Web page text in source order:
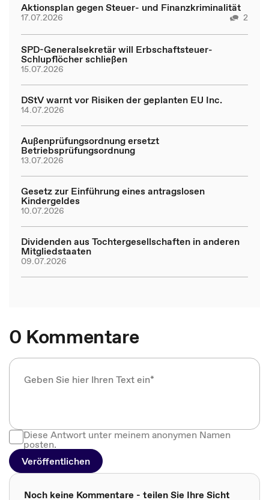
Aktionsplan gegen Steuer- und Finanzkriminalität
17.07.2026 2
SPD-Generalsekretär will Erbschaftsteuer-
Schlupflöcher schließen
15.07.2026
DStV warnt vor Risiken der geplanten EU Inc.
14.07.2026
Außenprüfungsordnung ersetzt
Betriebsprüfungsordnung
13.07.2026
Gesetz zur Einführung eines antragslosen
Kindergeldes
10.07.2026
Dividenden aus Tochtergesellschaften in anderen
Mitgliedstaaten
09.07.2026
0 Kommentare
Diese Antwort unter meinem anonymen Namen
posten.
Veröffentlichen
Noch keine Kommentare - teilen Sie Ihre Sicht